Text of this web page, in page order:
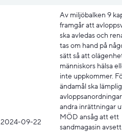
2024-09-22
Av miljöbalken 9
framgår att
ska avledas och
tas om hand på
sätt så att
människors hälsa
inte uppkommer.
ändamål ska
andra inrättningar
MÖD ansåg att ett
sandmagasin